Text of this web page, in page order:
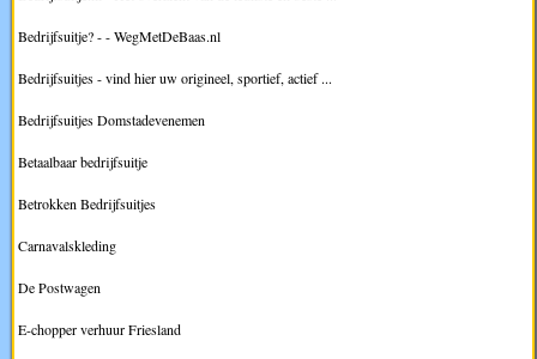
Bedrijfsuitje? - - WegMetDeBaas.nl
Bedrijfsuitjes - vind hier uw origineel, sportief, actief ...
Bedrijfsuitjes Domstadevenemen
Betaalbaar bedrijfsuitje
Betrokken Bedrijfsuitjes
Carnavalskleding
De Postwagen
E-chopper verhuur Friesland